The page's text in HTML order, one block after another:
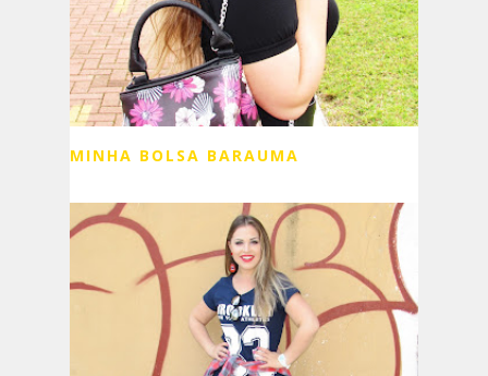
MINHA BOLSA BARAUMA